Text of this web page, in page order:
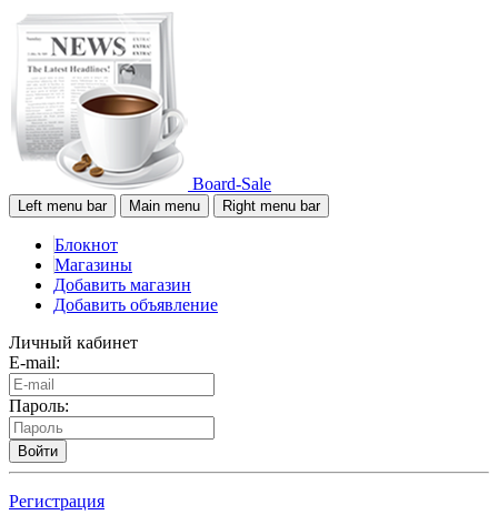
Board-Sale
Left menu bar Main menu Right menu bar
Блокнот
Магазины
Добавить магазин
Добавить объявление
Личный кабинет
E-mail:
Пароль:
Войти
Регистрация